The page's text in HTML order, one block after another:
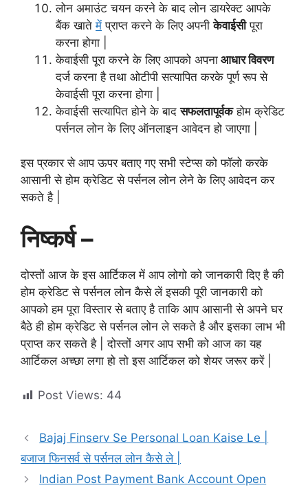
लोन अमाउंट चयन करने के बाद लोन डायरेक्ट आपके
बैंक खातेमें प्राप्त करने के लिए अपनीकेवाईसीपूरा
करना होगा |
केवाईसी पूरा करने के लिए आपको अपना आधार विवरण
दर्ज करना है तथा ओटीपी सत्यापित करके पूर्ण रूप से
केवाईसी पूरा करना होगा |
केवाईसी सत्यापित होने के बादसफलतापूर्वकहोम क्रेडिट
पर्सनल लोन के लिए ऑनलाइन आवेदन हो जाएगा |
इस प्रकार से आप ऊपर बताए गए सभी स्टेप्स को फॉलो करके
आसानी से होम क्रेडिट से पर्सनल लोन लेने के लिए आवेदन कर
सकते है |
निष्कर्ष –
दोस्तों आज के इस आर्टिकल में आप लोगो को जानकारी दिए है की
होम क्रेडिट से पर्सनल लोन कैसे लें इसकी पूरी जानकारी को
आपको हम पूरा विस्तार से बताए है ताकि आप आसानी से अपने घर
बैठे ही होम क्रेडिट से पर्सनल लोन ले सकते है और इसका लाभ भी
प्राप्त कर सकते है | दोस्तों अगर आप सभी को आज का यह
आर्टिकल अच्छा लगा हो तो इस आर्टिकल को शेयर जरूर करें |
Post Views: 44
Bajaj Finserv Se Personal Loan Kaise Le |
बजाज फिनसर्व से पर्सनल लोन कैसे ले |
Indian Post Payment Bank Account Open